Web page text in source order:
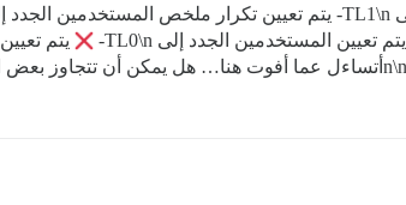
يتم تعيين المستخدمين الجدد إلى TL0\n-
يتم